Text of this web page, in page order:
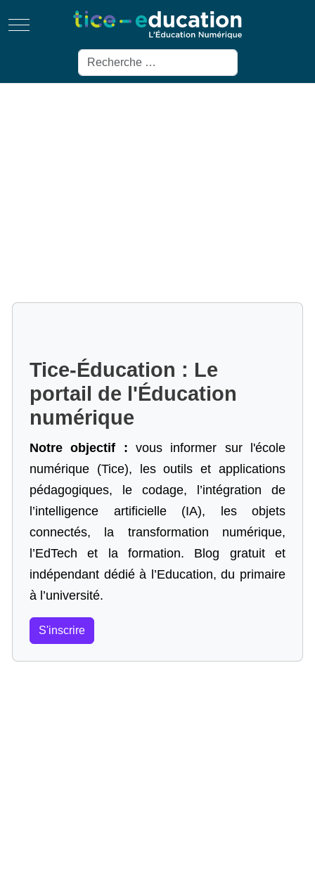
Mobile Menu Toggle
Rechercher
Tice-Éducation : Le
portail de l'Éducation
numérique
Notre objectif : vous informer sur l'école
numérique (Tice), les outils et applications
pédagogiques, le codage,
l’intégration de
l’intelligence artificielle (IA), les objets
connectés, la transformation numérique,
l’EdTech et la formation. Blog gratuit et
indépendant dédié à l’Education, du primaire
à l’université.
S'inscrire